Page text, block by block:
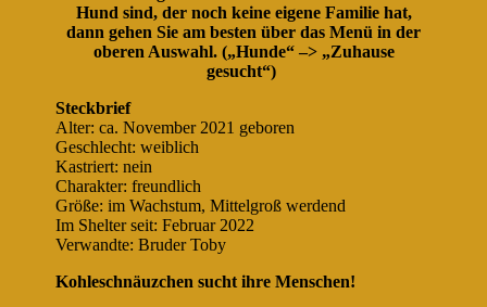
Hund sind, der noch keine eigene Familie hat,
dann gehen Sie am besten über das Menü in der
oberen Auswahl. („Hunde“ –> „Zuhause
gesucht“)
Steckbrief
Alter: ca. November 2021 geboren
Geschlecht: weiblich
Kastriert: nein
Charakter: freundlich
Größe: im Wachstum, Mittelgroß werdend
Im Shelter seit: Februar 2022
Verwandte: Bruder Toby
Kohleschnäuzchen sucht ihre Menschen!